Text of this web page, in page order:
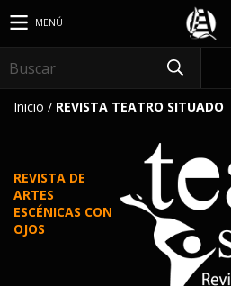
MENÚ
Inicio / REVISTA TEATRO SITUADO
REVISTA DE
ARTES
ESCÉNICAS CON
OJOS